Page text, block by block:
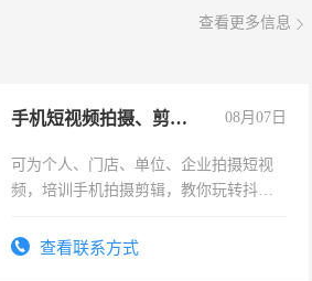
查看更多信息
手机短视频拍摄、剪辑、抖音快手 08月07日
可为个人、门店、单位、企业拍摄短视
频，培训手机拍摄剪辑，教你玩转抖音
频，培训手机拍摄剪辑，教你玩转抖
查看联系方式